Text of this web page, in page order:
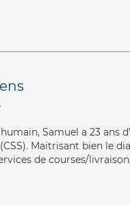
Samuel a 23 ans
Maitrisant bien le
de courses/